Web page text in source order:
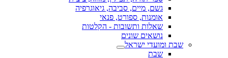
גשם, מיים, סביבה, גיאוגרפיה
אומנות, ספורט, פנאי
שאלות ותשובות - הקלטות
נושאים שונים
שבת ומועדי ישראל
שבת